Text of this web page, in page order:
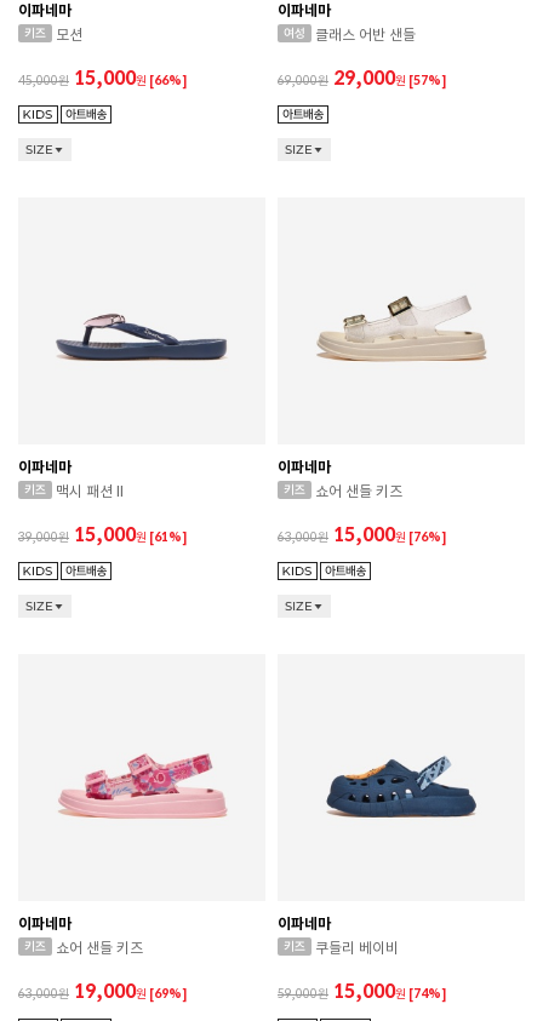
이파네마
모션
45,000 15,000원 [66%]
SIZE
이파네마
클래스 어반 샌들
69,000 29,000원 [57%]
SIZE
이파네마
맥시 패션 II
39,000 15,000원 [61%]
SIZE
이파네마
쇼어 샌들 키즈
63,000 15,000원 [76%]
SIZE
이파네마
쇼어 샌들 키즈
63,000 19,000원 [69%]
이파네마
쿠들리 베이비
59,000 15,000원 [74%]